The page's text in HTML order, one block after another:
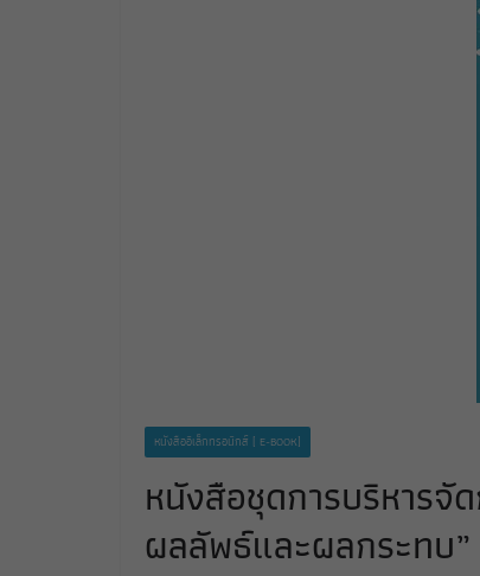
หนังสืออิเล็กทรอนิกส์ [ E-BOOK]
หนังสือชุดการบริหารจั
ผลลัพธ์และผลกระทบ”